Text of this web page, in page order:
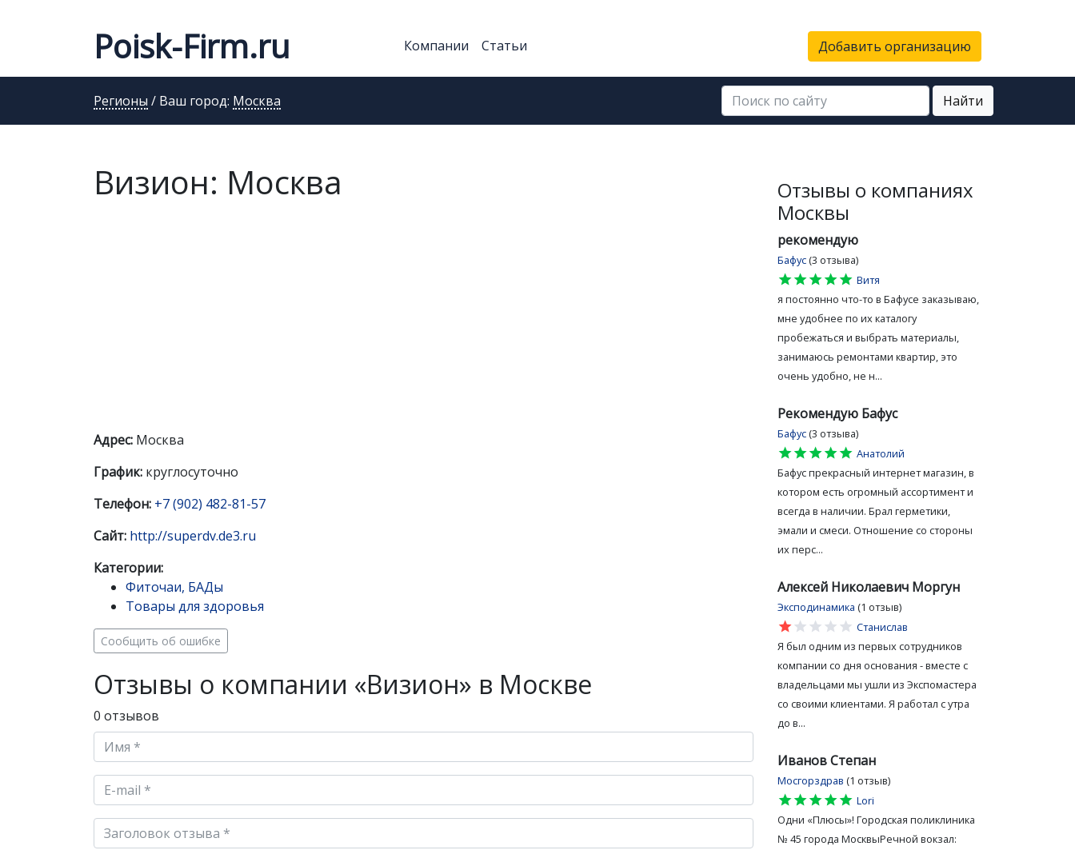
Poisk-Firm.ru Компании Статьи Добавить организацию
Регионы / Ваш город: Москва Найти
Визион: Москва
Адрес: Москва
График: круглосуточно
Телефон: +7 (902) 482-81-57
Сайт: http://superdv.de3.ru
Категории:
Фиточаи, БАДы
Товары для здоровья
Сообщить об ошибке
Отзывы о компании «Визион» в Москве
0 отзывов
Отзывы о компаниях
Москвы
рекомендую
Бафус (3 отзыва)
star
star
star
star
star
Витя
я постоянно что-то в Бафусе заказываю,
мне удобнее по их каталогу
пробежаться и выбрать материалы,
занимаюсь ремонтами квартир, это
очень удобно, не н...
Рекомендую Бафус
Бафус (3 отзыва)
star
star
star
star
star
Анатолий
Бафус прекрасный интернет магазин, в
котором есть огромный ассортимент и
всегда в наличии. Брал герметики,
эмали и смеси. Отношение со стороны
их перс...
Алексей Николаевич Моргун
Эксподинамика (1 отзыв)
star
star
star
star
star
Станислав
Я был одним из первых сотрудников
компании со дня основания - вместе с
владельцами мы ушли из Экспомастера
со своими клиентами. Я работал с утра
до в...
Иванов Степан
Мосгорздрав (1 отзыв)
star
star
star
star
star
Lori
Одни «Плюсы»! Городская поликлиника
№ 45 города МосквыРечной вокзал: